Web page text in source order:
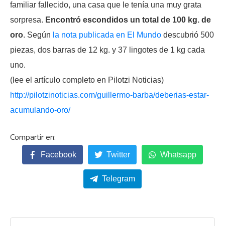
familiar fallecido, una casa que le tenía una muy grata
sorpresa. Encontró escondidos un total de 100 kg. de
oro. Según la nota publicada en El Mundo descubrió 500
piezas, dos barras de 12 kg. y 37 lingotes de 1 kg cada
uno.
(lee el artículo completo en Pilotzi Noticias)
http://pilotzinoticias.com/guillermo-barba/deberias-estar-
acumulando-oro/
Facebook Twitter Whatsapp
Telegram